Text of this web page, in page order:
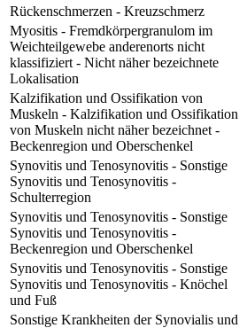
Rückenschmerzen - Kreuzschmerz
Myositis - Fremdkörpergranulom im
Weichteilgewebe anderenorts nicht
klassifiziert - Nicht näher bezeichnete
Lokalisation
Kalzifikation und Ossifikation von
Muskeln - Kalzifikation und Ossifikation
von Muskeln nicht näher bezeichnet -
Beckenregion und Oberschenkel
Synovitis und Tenosynovitis - Sonstige
Synovitis und Tenosynovitis -
Schulterregion
Synovitis und Tenosynovitis - Sonstige
Synovitis und Tenosynovitis -
Beckenregion und Oberschenkel
Synovitis und Tenosynovitis - Sonstige
Synovitis und Tenosynovitis - Knöchel
und Fuß
Sonstige Krankheiten der Synovialis und